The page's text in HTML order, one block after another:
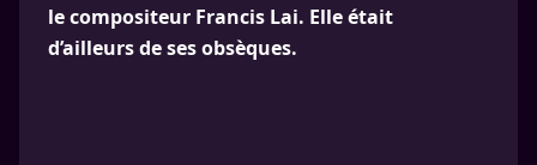
le compositeur Francis Lai. Elle était
d’ailleurs de ses obsèques.